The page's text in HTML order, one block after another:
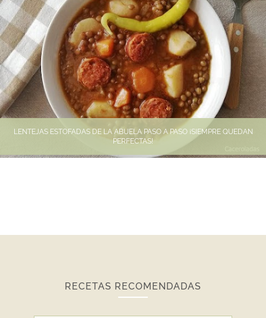
LENTEJAS ESTOFADAS DE LA ABUELA PASO A PASO ¡SIEMPRE QUEDAN
PERFECTAS!
RECETAS RECOMENDADAS